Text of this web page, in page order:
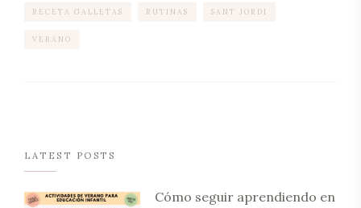
RECETA GALLETAS RUTINAS SANT JORDI
VERANO
LATEST POSTS
Cómo seguir aprendiendo en